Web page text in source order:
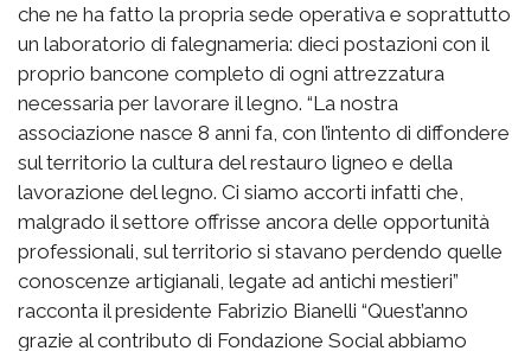
che ne ha fatto la propria sede operativa e soprattutto
un laboratorio di falegnameria: dieci postazioni con il
proprio bancone completo di ogni attrezzatura
necessaria per lavorare il legno. “La nostra
associazione nasce 8 anni fa, con l’intento di diffondere
sul territorio la cultura del restauro ligneo e della
lavorazione del legno. Ci siamo accorti infatti che,
malgrado il settore offrisse ancora delle opportunità
professionali, sul territorio si stavano perdendo quelle
conoscenze artigianali, legate ad antichi mestieri”
racconta il presidente Fabrizio Bianelli “Quest’anno
grazie al contributo di Fondazione Social abbiamo